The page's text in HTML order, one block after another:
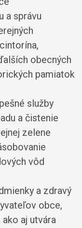
a správu
obecných
pamiatok
služby
a čistenie
zelene
vôd
a zdravý
obce,
aj utvára